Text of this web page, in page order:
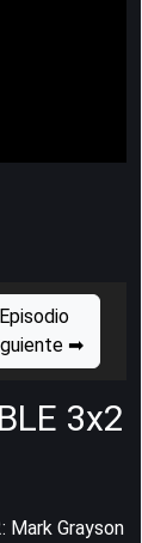
Episodio
➡
3x2
: Mark Grayson